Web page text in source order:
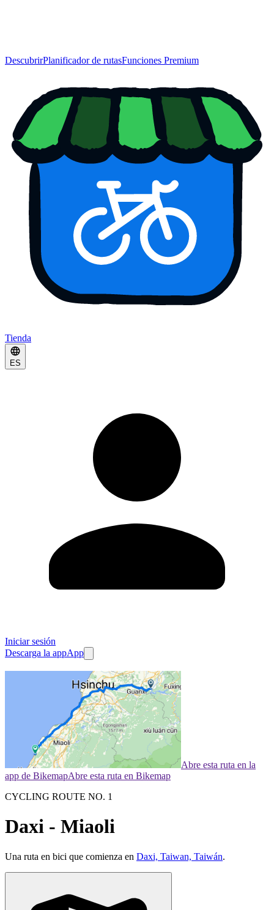
DescubrirPlanificador de rutasFunciones Premium
Tienda
ES
Iniciar sesión
Descarga la appApp
Abre esta ruta en la
app de BikemapAbre esta ruta en Bikemap
CYCLING ROUTE NO. 1
Daxi - Miaoli
Una ruta en bici que comienza en Daxi, Taiwan, Taiwán.